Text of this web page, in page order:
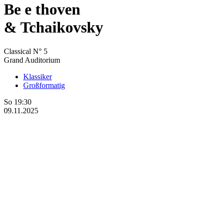
Be e thoven
& Tchaikovsky
Classical N° 5
Grand Auditorium
Klassiker
Großformatig
So 19:30
09.11.2025